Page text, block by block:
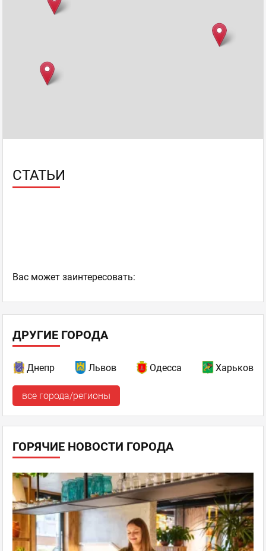
СТАТЬИ
Ваc может заинтересовать:
ДРУГИЕ ГОРОДА
Днепр Львов Одесса Харьков
все города/регионы
ГОРЯЧИЕ НОВОСТИ ГОРОДА